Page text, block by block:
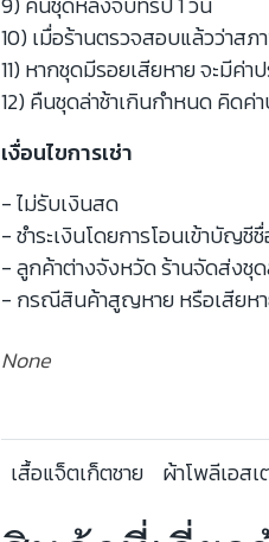
10) เมื่อร้านตรวจสอบแล้วว่าส
11) หากชุดมีรอยเสียหาย จะมีค่า
12) คืนชุดล่าช้าเกินกำหนด คิดค่
เงื่อนไขการเช่า
- ไม่รับเงินสด
- ชำระเงินโดยการโอนเข้าบัญชี
- ลูกค้าต่างจังหวัด ร้านจัดส่งชุ
- กรณีสินค้าสูญหาย หรือเสียหา
None
เสื้อแจ็ตเก็ตชาย ผ้าโพลีเอสเ